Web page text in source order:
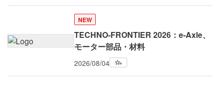
NEW
TECHNO-FRONTIER 2026：e-Axle、
モーター部品・材料
2026/08/04